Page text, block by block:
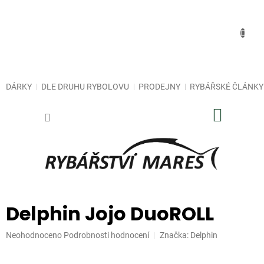
DÁRKY DLE DRUHU RYBOLOVU PRODEJNY RYBÁŘSKÉ ČLÁNKY
Delphin Jojo DuoROLL
Průměrné
Neohodnoceno Podrobnosti hodnocení Značka: Delphin